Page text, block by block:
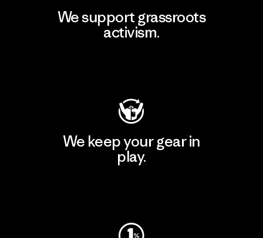
We support grassroots
activism.
We keep your gear in
play.